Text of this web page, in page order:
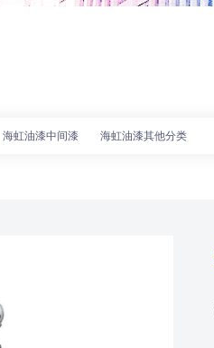
海虹油漆中间漆 海虹油漆其他分类